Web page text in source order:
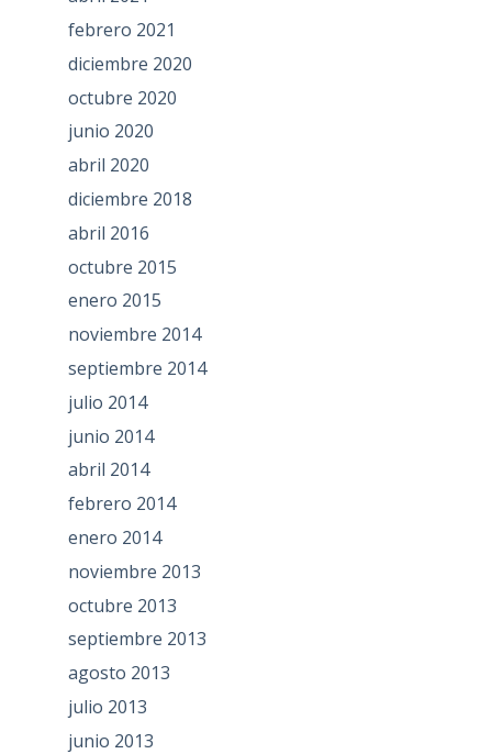
febrero 2021
diciembre 2020
octubre 2020
junio 2020
abril 2020
diciembre 2018
abril 2016
octubre 2015
enero 2015
noviembre 2014
septiembre 2014
julio 2014
junio 2014
abril 2014
febrero 2014
enero 2014
noviembre 2013
octubre 2013
septiembre 2013
agosto 2013
julio 2013
junio 2013